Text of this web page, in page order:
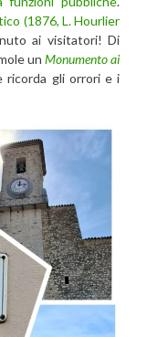
(1876, L. Hourlier
ai visitatori! Di
un Monumento ai
ricorda gli orrori e i